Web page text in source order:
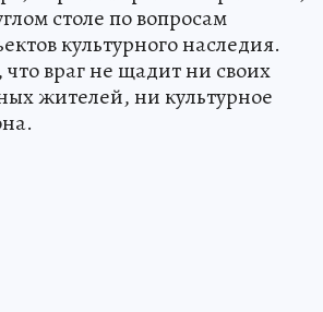
столе по вопросам
культурного наследия.
враг не щадит ни своих
жителей, ни культурное